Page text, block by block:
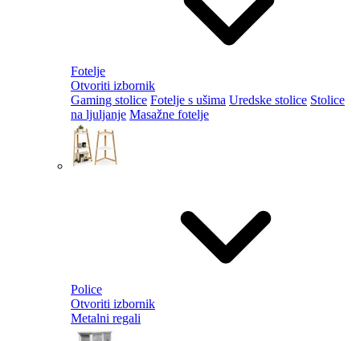
Fotelje
Otvoriti izbornik
Gaming stolice Fotelje s ušima Uredske stolice Stolice
na ljuljanje Masažne fotelje
Police
Otvoriti izbornik
Metalni regali